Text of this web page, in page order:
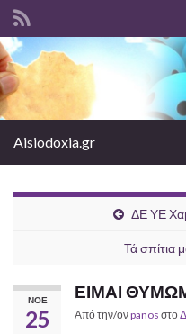
Search for:
Aisiodoxia.gr
ΔΕ ΥΕ
Τά σπίτια
ΝΟΈ
25
ΕΙΜΑΙ
Από την/ονpanos στο